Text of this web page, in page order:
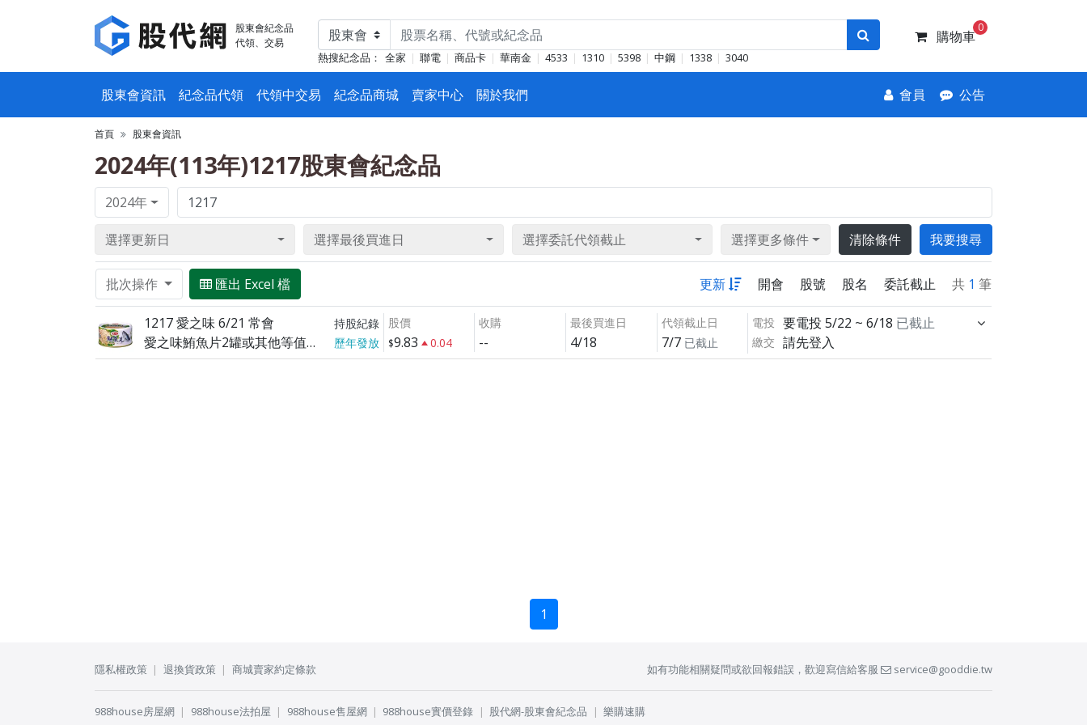
股東會紀念品
代領、交易
熱搜紀念品： 全家 聯電 商品卡 華南金 4533 1310 5398 中鋼 1338 3040
購物車
0
股東會資訊 紀念品代領 代領中交易 紀念品商城 賣家中心 關於我們 會員 公告
首頁 股東會資訊
2024年(113年)1217股東會紀念品
2024年
選擇更新日 選擇最後買進日 選擇委託代領截止 選擇更多條件 清除條件 我要搜尋
批次操作 匯出 Excel 檔 更新 開會 股號 股名 委託截止 共 1 筆
1217 愛之味 6/21 常會 持股紀錄
愛之味鮪魚片2罐或其他等值商品 歷年發放
股價
9.83 0.04
收購
--
最後買進日
4/18
代領截止日
7/7 已截止
電投 要電投 5/22 ~ 6/18 已截止
繳交 請先登入
1
隱私權政策 退換貨政策 商城賣家約定條款 如有功能相關疑問或欲回報錯誤，歡迎寫信給客服 service@gooddie.tw
988house房屋網 988house法拍屋 988house售屋網 988house實價登錄 股代網-股東會紀念品 樂購速購